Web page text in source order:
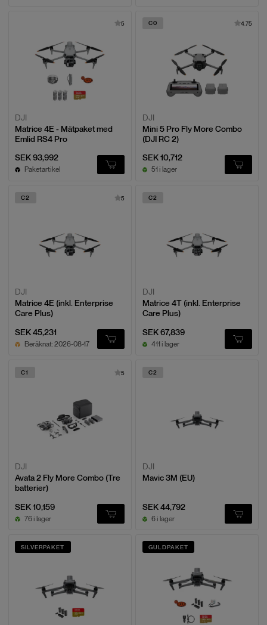
5
DJI
Matrice 4E - Mätpaket med
Emlid RS4 Pro
SEK 93,992
Paketartikel
4.75
C0
DJI
Mini 5 Pro Fly More Combo
(DJI RC 2)
SEK 10,712
51 i lager
5
C2
DJI
Matrice 4E (inkl. Enterprise
Care Plus)
SEK 45,231
Beräknat: 2026-08-17
C2
DJI
Matrice 4T (inkl. Enterprise
Care Plus)
SEK 67,839
411 i lager
5
C1
DJI
Avata 2 Fly More Combo (Tre
batterier)
SEK 10,159
76 i lager
C2
DJI
Mavic 3M (EU)
SEK 44,792
6 i lager
SILVERPAKET GULDPAKET